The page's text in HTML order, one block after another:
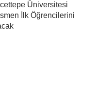
Üniversitesi
İlk Öğrencilerini